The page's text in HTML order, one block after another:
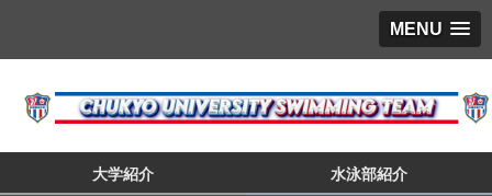
MENU
大学紹介 水泳部紹介